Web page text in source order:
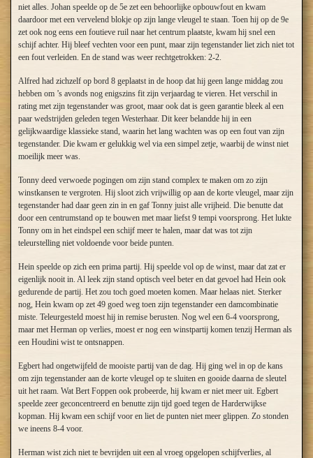
niet alles. Johan speelde op de 5e zet een behoorlijke opbouwfout en kwam
daardoor met een vervelend blokje op zijn lange vleugel te staan. Toen hij op de 9e
zet ook nog eens een foutieve ruil naar het centrum plaatste, kwam hij snel een
schijf achter. Hij bleef vechten voor een punt, maar zijn tegenstander liet zich niet tot
een fout verleiden. En de stand was weer rechtgetrokken: 2-2.
Alfred had zichzelf op bord 8 geplaatst in de hoop dat hij geen lange middag zou
hebben om ’s avonds nog enigszins fit zijn verjaardag te vieren. Het verschil in
rating met zijn tegenstander was groot, maar ook dat is geen garantie bleek al een
paar wedstrijden geleden tegen Westerhaar. Dit keer belandde hij in een
gelijkwaardige klassieke stand, waarin het lang wachten was op een fout van zijn
tegenstander. Die kwam er gelukkig wel via een simpel zetje, waarbij de winst niet
moeilijk meer was.
Tonny deed verwoede pogingen om zijn stand complex te maken om zo zijn
winstkansen te vergroten. Hij sloot zich vrijwillig op aan de korte vleugel, maar zijn
tegenstander had daar geen zin in en gaf Tonny juist alle vrijheid. Die benutte dat
door een centrumstand op te bouwen met maar liefst 9 tempi voorsprong. Het lukte
Tonny om in het eindspel een schijf meer te halen, maar dat was tot zijn
teleurstelling niet voldoende voor beide punten.
Hein speelde op zich een prima partij. Hij speelde vol op de winst, maar dat zat er
eigenlijk nooit in. Al leek zijn stand optisch veel beter en dat gevoel had Hein ook
gedurende de partij. Het zou toch goed moeten komen. Maar helaas niet. Sterker
nog, Hein kwam op zet 49 goed weg toen zijn tegenstander een damcombinatie
miste. Teleurgesteld moest hij in remise berusten. Nog wel een 6-4 voorsprong,
maar met Herman op verlies, moest er nog een winstpartij komen tenzij Herman als
een Houdini wist te ontsnappen.
Egbert had ongetwijfeld de mooiste partij van de dag. Hij ging wel in op de kans
om zijn tegenstander aan de korte vleugel op te sluiten en gooide daarna de sleutel
uit het raam. Wat Bert Foppen ook probeerde, hij kwam er niet meer uit. Egbert
speelde zeer geconcentreerd en benutte zijn tijd goed tegen de Harderwijkse
kopman. Hij kwam een schijf voor en liet de punten niet meer glippen. Zo stonden
we ineens 8-4 voor.
Herman wist zich niet te bevrijden uit een al vroeg opgelopen schijfverlies, al